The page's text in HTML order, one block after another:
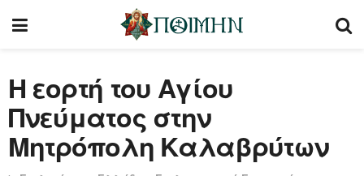
Η εορτή του Αγίου
Πνεύματος στην
Μητρόπολη Καλαβρύτων